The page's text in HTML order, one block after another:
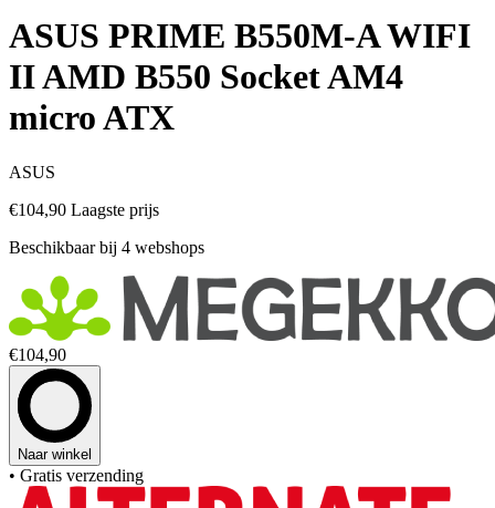
ASUS PRIME B550M-A WIFI
II AMD B550 Socket AM4
micro ATX
ASUS
€104,90 Laagste prijs
Beschikbaar bij 4 webshops
€104,90
Naar winkel
• Gratis verzending